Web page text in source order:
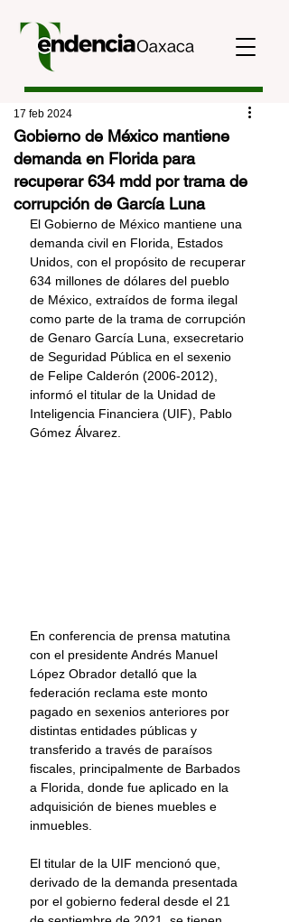
Gobierno de México mantiene
demanda en Florida para
recuperar 634 mdd por trama de
corrupción de García Luna
17 feb 2024
El Gobierno de México mantiene una
demanda civil en Florida, Estados
Unidos, con el propósito de recuperar
634 millones de dólares del pueblo
de México, extraídos de forma ilegal
como parte de la trama de corrupción
de Genaro García Luna, exsecretario
de Seguridad Pública en el sexenio
de Felipe Calderón (2006-2012),
informó el titular de la Unidad de
Inteligencia Financiera (UIF), Pablo
Gómez Álvarez.
En conferencia de prensa matutina
con el presidente Andrés Manuel
López Obrador detalló que la
federación reclama este monto
pagado en sexenios anteriores por
distintas entidades públicas y
transferido a través de paraísos
fiscales, principalmente de Barbados
a Florida, donde fue aplicado en la
adquisición de bienes muebles e
inmuebles.
El titular de la UIF mencionó que,
derivado de la demanda presentada
por el gobierno federal desde el 21